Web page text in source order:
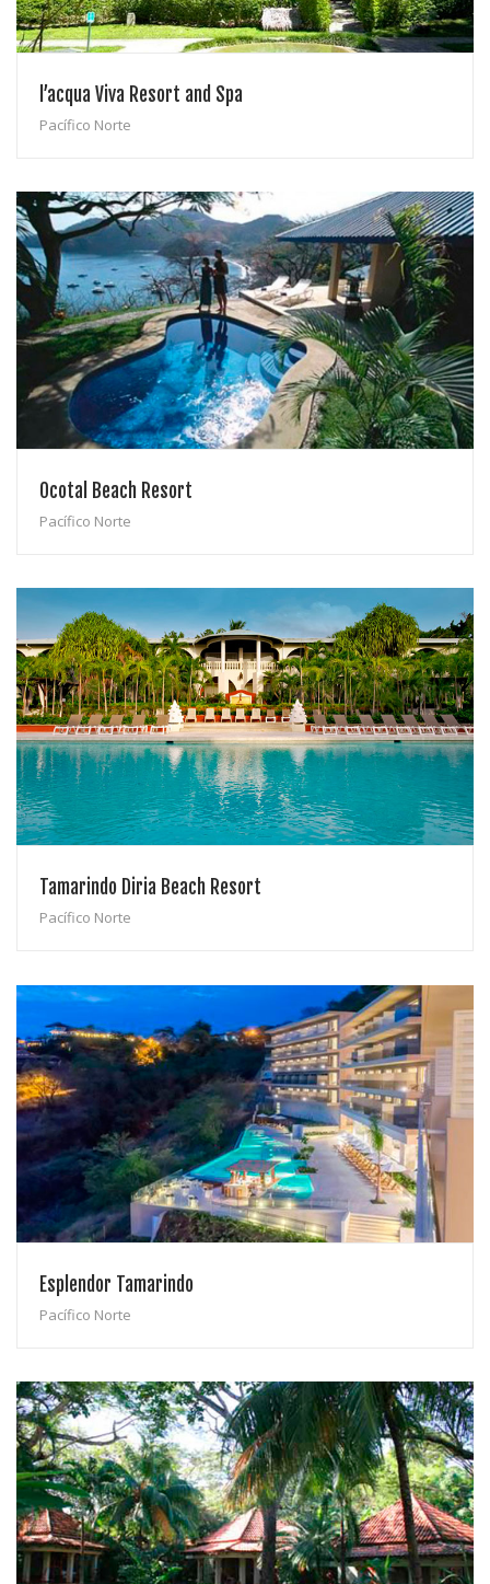
l’acqua Viva Resort and Spa
Pacífico Norte
Ocotal Beach Resort
Pacífico Norte
Tamarindo Diria Beach Resort
Pacífico Norte
Esplendor Tamarindo
Pacífico Norte